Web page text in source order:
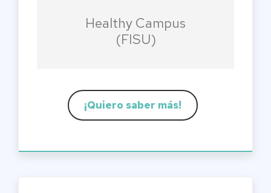
Healthy Campus
(FISU)
¡Quiero saber más!